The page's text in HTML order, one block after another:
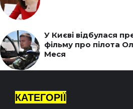
У Києві відбулася
фільму про пілота
Меся
КАТЕГОРІЇ